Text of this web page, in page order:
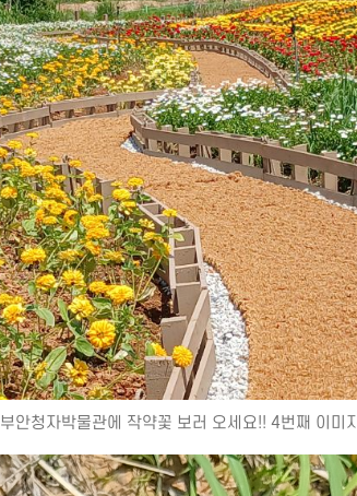
부안청자박물관에 작약꽃 보러 오세요!! 4번째 이미지